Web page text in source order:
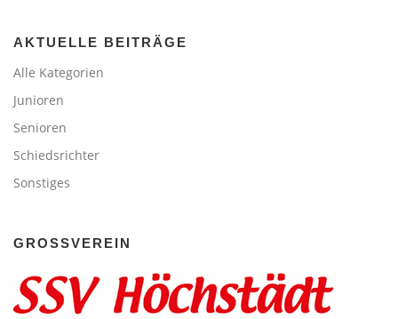
AKTUELLE BEITRÄGE
Alle Kategorien
Junioren
Senioren
Schiedsrichter
Sonstiges
GROSSVEREIN